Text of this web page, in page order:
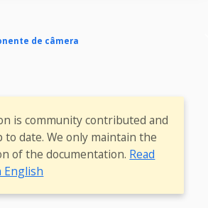
de câmera
is community contributed and
to date. We only maintain the
of the documentation. Read
English